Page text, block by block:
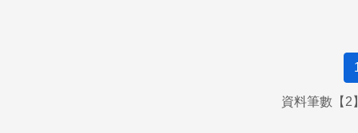
資料筆數【2